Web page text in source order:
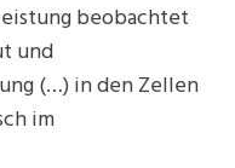
beobachtet
und
(…) in den Zellen
im